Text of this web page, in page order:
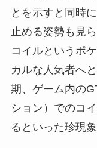
とを示すと同時
止める姿勢も見
コイルというポ
カルな人気者へ
期、ゲーム内の
ション）でのコ
るといった珍現